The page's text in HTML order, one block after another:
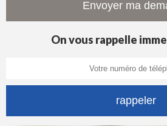
On vous rappelle